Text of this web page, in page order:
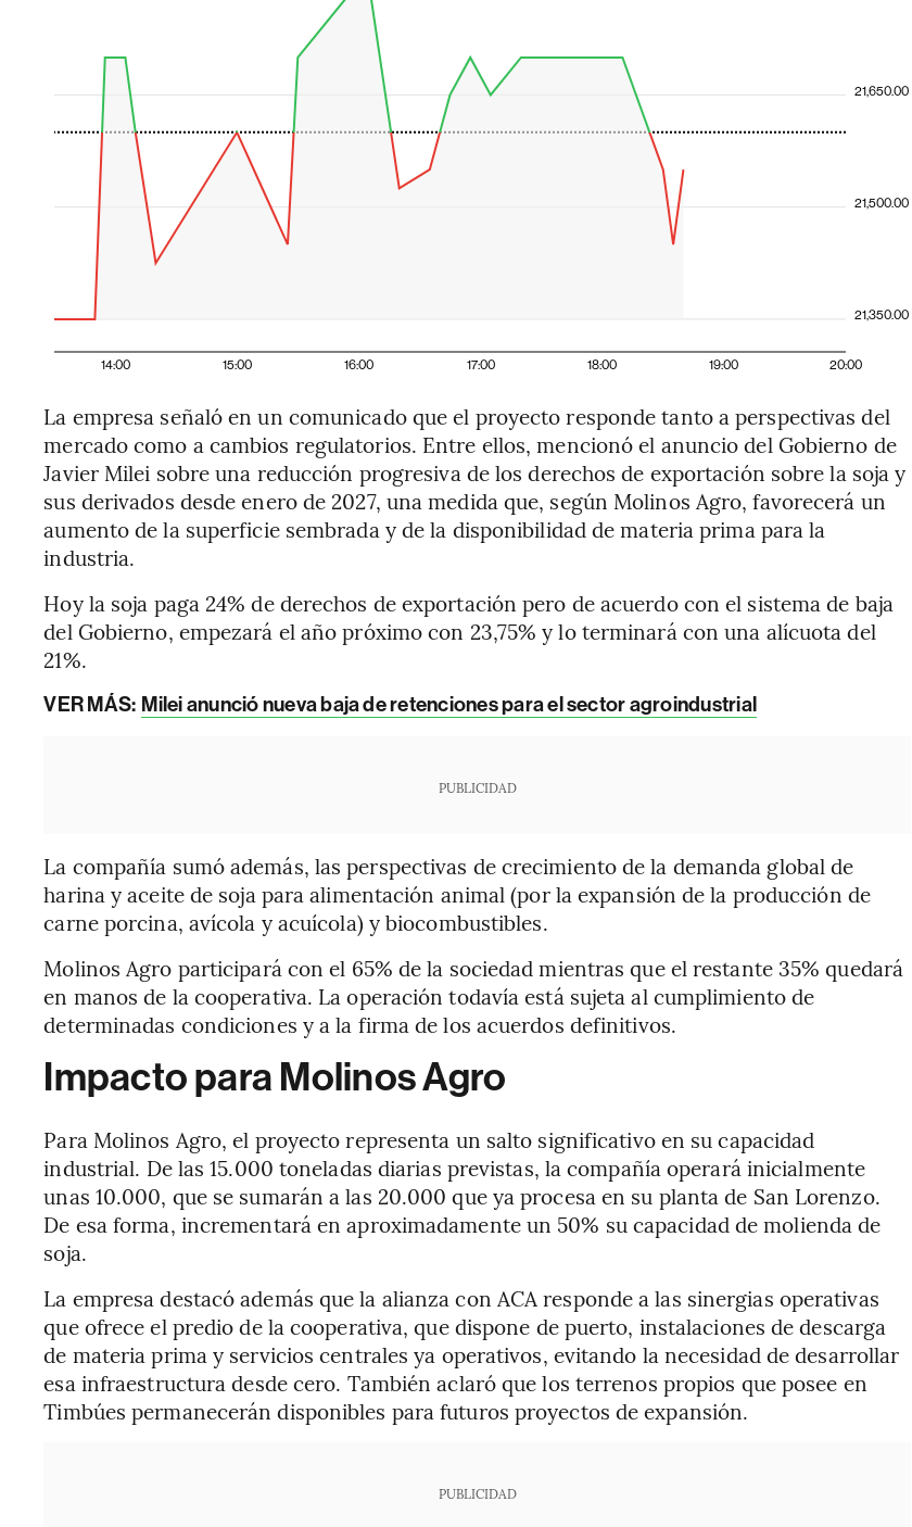
14:00 15:00 16:00 17:00 18:00 19:00 20:00
21,350.00
21,500.00
21,650.00
La empresa señaló en un comunicado que el proyecto responde tanto a perspectivas del
mercado como a cambios regulatorios. Entre ellos, mencionó el anuncio del Gobierno de
Javier Milei sobre una reducción progresiva de los derechos de exportación sobre la soja y
sus derivados desde enero de 2027, una medida que, según Molinos Agro, favorecerá un
aumento de la superficie sembrada y de la disponibilidad de materia prima para la
industria.
Hoy la soja paga 24% de derechos de exportación pero de acuerdo con el sistema de baja
del Gobierno, empezará el año próximo con 23,75% y lo terminará con una alícuota del
21%.
VER MÁS: Milei anunció nueva baja de retenciones para el sector agroindustrial
PUBLICIDAD
La compañía sumó además, las perspectivas de crecimiento de la demanda global de
harina y aceite de soja para alimentación animal (por la expansión de la producción de
carne porcina, avícola y acuícola) y biocombustibles.
Molinos Agro participará con el 65% de la sociedad mientras que el restante 35% quedará
en manos de la cooperativa. La operación todavía está sujeta al cumplimiento de
determinadas condiciones y a la firma de los acuerdos definitivos.
Impacto para Molinos Agro
Para Molinos Agro, el proyecto representa un salto significativo en su capacidad
industrial. De las 15.000 toneladas diarias previstas, la compañía operará inicialmente
unas 10.000, que se sumarán a las 20.000 que ya procesa en su planta de San Lorenzo.
De esa forma, incrementará en aproximadamente un 50% su capacidad de molienda de
soja.
La empresa destacó además que la alianza con ACA responde a las sinergias operativas
que ofrece el predio de la cooperativa, que dispone de puerto, instalaciones de descarga
de materia prima y servicios centrales ya operativos, evitando la necesidad de desarrollar
esa infraestructura desde cero. También aclaró que los terrenos propios que posee en
Timbúes permanecerán disponibles para futuros proyectos de expansión.
PUBLICIDAD